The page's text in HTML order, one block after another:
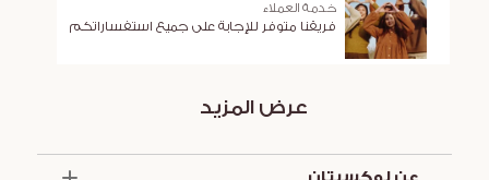
خدمة العملاء
فريقنا متوفر للإجابة على جميع استفساراتكم
عرض المزيد